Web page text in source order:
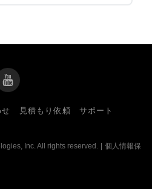
せ 見積もり依頼
サポート
Inc. All rights reserved. | 個人情報保